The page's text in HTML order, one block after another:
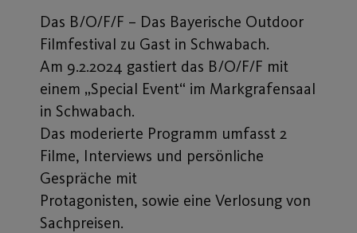
Das B/O/F/F – Das Bayerische Outdoor
Filmfestival zu Gast in Schwabach.
Am 9.2.2024 gastiert das B/O/F/F mit
einem „Special Event“ im Markgrafensaal
in Schwabach.
Das moderierte Programm umfasst 2
Filme, Interviews und persönliche
Gespräche mit
Protagonisten, sowie eine Verlosung von
Sachpreisen.